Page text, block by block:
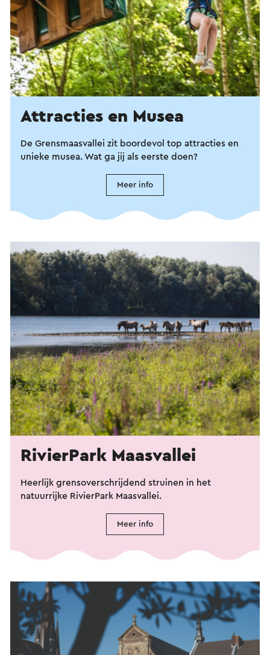
Attracties en Musea
De Grensmaasvallei zit boordevol top attracties en
unieke musea. Wat ga jij als eerste doen?
Meer info
RivierPark Maasvallei
Heerlijk grensoverschrijdend struinen in het
natuurrijke RivierPark Maasvallei.
Meer info